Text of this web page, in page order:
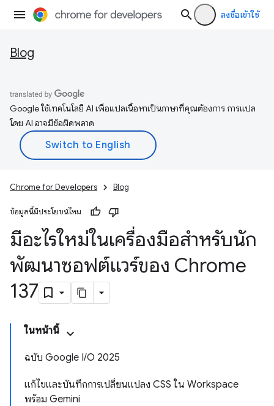
ลงชื่อเข้าใช้
Blog
Google ใช้เทคโนโลยี AI เพื่อแปลเนื้อหาเป็นภาษาที่คุณต้องการ การแปล
โดย AI อาจมีข้อผิดพลาด
Chrome for Developers Blog
ข้อมูลนี้มีประโยชน์ไหม
มีอะไรใหม่ในเครื่องมือสำหรับนัก
พัฒนาซอฟต์แวร์ของ Chrome
137
ในหน้านี้
ฉบับ Google I/O 2025
แก้ไขและบันทึกการเปลี่ยนแปลง CSS ใน Workspace
พร้อม Gemini